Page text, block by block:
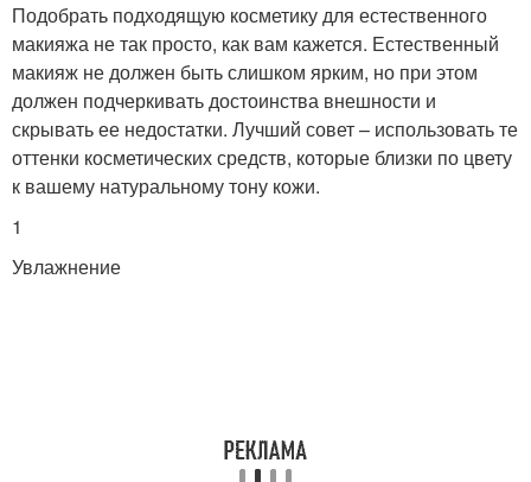
Подобрать подходящую косметику для естественного
макияжа не так просто, как вам кажется. Естественный
макияж не должен быть слишком ярким, но при этом
должен подчеркивать достоинства внешности и
скрывать ее недостатки. Лучший совет – использовать те
оттенки косметических средств, которые близки по цвету
к вашему натуральному тону кожи.
1
Увлажнение